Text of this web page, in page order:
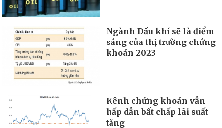
Ngành Dầu khí sẽ là điểm
sáng của thị trường chứng
khoán 2023
Kênh chứng khoán vẫn
hấp dẫn bất chấp lãi suất
tăng